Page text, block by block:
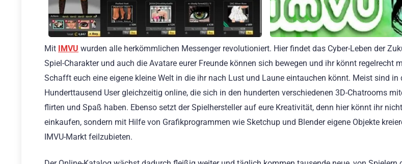
Mit IMVU wurden alle herkömmlichen Messenger revolutioniert. Hier findet das Cyber-Leben der
Spiel-Charakter und auch die Avatare eurer Freunde können sich bewegen und ihr könnt regelrecht
Schafft euch eine eigene kleine Welt in die ihr nach Lust und Laune eintauchen könnt. Meist sind in
Hunderttausend User gleichzeitig online, die sich in den hunderten verschiedenen 3D-Chatrooms
flirten und Spaß haben. Ebenso setzt der Spielhersteller auf eure Kreativität, denn hier könnt ihr
einkaufen, sondern mit Hilfe von Grafikprogrammen wie Sketchup und Blender eigene Objekte
IMVU-Markt feilzubieten.